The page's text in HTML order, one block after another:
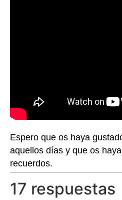
Espero que os haya
aquellos días y que os
recuerdos.
17 respuestas